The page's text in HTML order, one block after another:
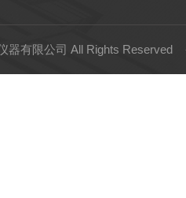
器有限公司 All Rights Reserved